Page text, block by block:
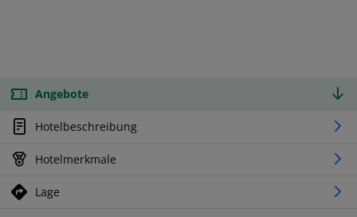
Angebote
Hotelbeschreibung
Hotelmerkmale
Lage